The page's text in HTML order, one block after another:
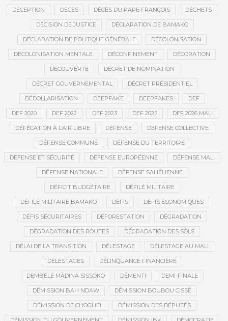
DÉCEPTION DÉCÈS DÉCÈS DU PAPE FRANÇOIS DÉCHETS
DÉCISION DE JUSTICE DÉCLARATION DE BAMAKO
DÉCLARATION DE POLITIQUE GÉNÉRALE DÉCOLONISATION
DÉCOLONISATION MENTALE DÉCONFINEMENT DÉCORATION
DÉCOUVERTE DÉCRET DE NOMINATION
DÉCRET GOUVERNEMENTAL DÉCRET PRÉSIDENTIEL
DÉDOLLARISATION DEEPFAKE DEEPFAKES DEF
DEF 2020 DEF 2022 DEF 2023 DEF 2025 DEF 2026 MALI
DÉFÉCATION À L’AIR LIBRE DÉFENSE DÉFENSE COLLECTIVE
DÉFENSE COMMUNE DÉFENSE DU TERRITOIRE
DÉFENSE ET SÉCURITÉ DÉFENSE EUROPÉENNE DÉFENSE MALI
DÉFENSE NATIONALE DÉFENSE SAHÉLIENNE
DÉFICIT BUDGÉTAIRE DÉFILÉ MILITAIRE
DÉFILÉ MILITAIRE BAMAKO DÉFIS DÉFIS ÉCONOMIQUES
DÉFIS SÉCURITAIRES DÉFORESTATION DÉGRADATION
DÉGRADATION DES ROUTES DÉGRADATION DES SOLS
DÉLAI DE LA TRANSITION DÉLESTAGE DÉLESTAGE AU MALI
DÉLESTAGES DÉLINQUANCE FINANCIÈRE
DEMBÉLÉ MADINA SISSOKO DÉMENTI DEMI-FINALE
DÉMISSION BAH NDAW DÉMISSION BOUBOU CISSÉ
DÉMISSION DE CHOGUEL DÉMISSION DES DÉPUTÉS